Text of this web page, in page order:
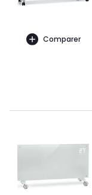
Comparer